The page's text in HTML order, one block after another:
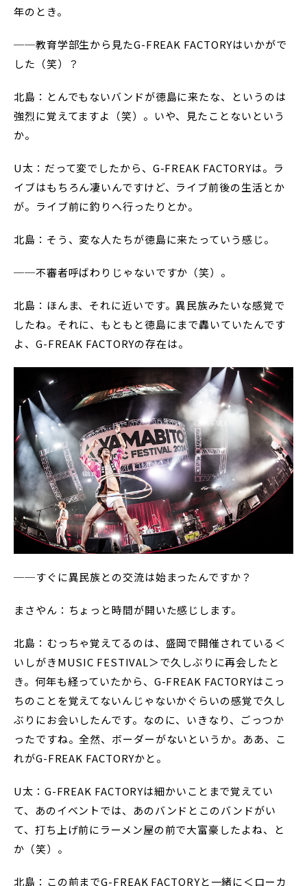
年のとき。
──教育学部生から見たG-FREAK FACTORYはいかがで
した（笑）？
北島：とんでもないバンドが徳島に来たな、というのは
強烈に覚えてますよ（笑）。いや、見たことないという
か。
U太：だって変でしたから、G-FREAK FACTORYは。ラ
イブはもちろん凄いんですけど、ライブ前後の生活とか
が。ライブ前に釣りへ行ったりとか。
北島：そう、変な人たちが徳島に来たっていう感じ。
──不審者呼ばわりじゃないですか（笑）。
北島：ほんま、それに近いです。異民族みたいな感覚で
したね。それに、もともと徳島にまで轟いていたんです
よ、G-FREAK FACTORYの存在は。
──すぐに異民族との交流は始まったんですか？
まさやん：ちょっと時間が開いた感じします。
北島：むっちゃ覚えてるのは、盛岡で開催されている＜
いしがきMUSIC FESTIVAL＞で久しぶりに再会したと
き。何年も経っていたから、G-FREAK FACTORYはこっ
ちのことを覚えてないんじゃないかぐらいの感覚で久し
ぶりにお会いしたんです。なのに、いきなり、ごっつか
ったですね。全然、ボーダーがないというか。ああ、こ
れがG-FREAK FACTORYかと。
U太：G-FREAK FACTORYは細かいことまで覚えてい
て、あのイベントでは、あのバンドとこのバンドがい
て、打ち上げ前にラーメン屋の前で大富豪したよね、と
か（笑）。
北島：この前までG-FREAK FACTORYと一緒に＜ローカ